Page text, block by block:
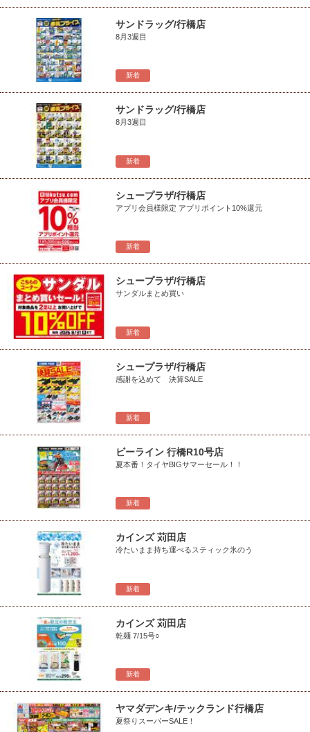
新着
サンドラッグ/行橋店
8月3週目
新着
サンドラッグ/行橋店
8月3週目
新着
シュープラザ/行橋店
アプリ会員様限定 アプリポイント10%還元
新着
シュープラザ/行橋店
サンダルまとめ買い
新着
シュープラザ/行橋店
感謝を込めて 決算SALE
新着
ビーライン 行橋R10号店
夏本番！タイヤBIGサマーセール！！
新着
カインズ 苅田店
冷たいまま持ち運べるスティック氷のう
新着
カインズ 苅田店
乾麺 7/15号○
ヤマダデンキ/テックランド行橋店
夏祭りスーパーSALE！